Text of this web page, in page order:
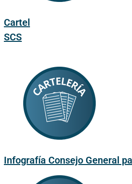
Cartel
SCS
Infografía Consejo General